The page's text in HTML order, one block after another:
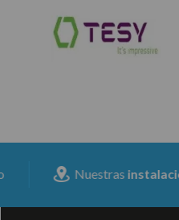
Nuestrasinstalaciones